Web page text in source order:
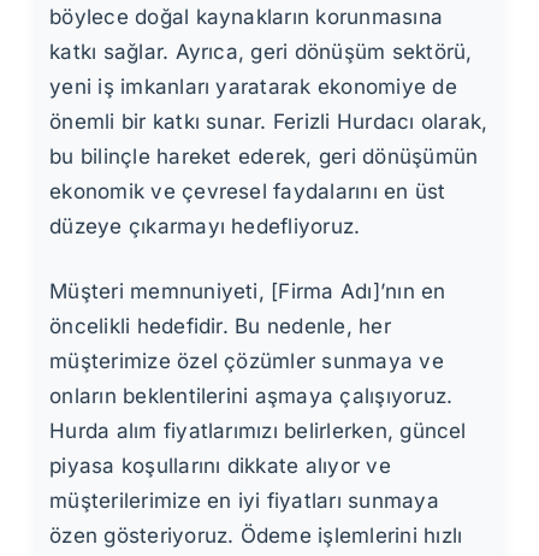
böylece doğal kaynakların korunmasına
katkı sağlar. Ayrıca, geri dönüşüm sektörü,
yeni iş imkanları yaratarak ekonomiye de
önemli bir katkı sunar. Ferizli Hurdacı olarak,
bu bilinçle hareket ederek, geri dönüşümün
ekonomik ve çevresel faydalarını en üst
düzeye çıkarmayı hedefliyoruz.
Müşteri memnuniyeti, [Firma Adı]’nın en
öncelikli hedefidir. Bu nedenle, her
müşterimize özel çözümler sunmaya ve
onların beklentilerini aşmaya çalışıyoruz.
Hurda alım fiyatlarımızı belirlerken, güncel
piyasa koşullarını dikkate alıyor ve
müşterilerimize en iyi fiyatları sunmaya
özen gösteriyoruz. Ödeme işlemlerini hızlı